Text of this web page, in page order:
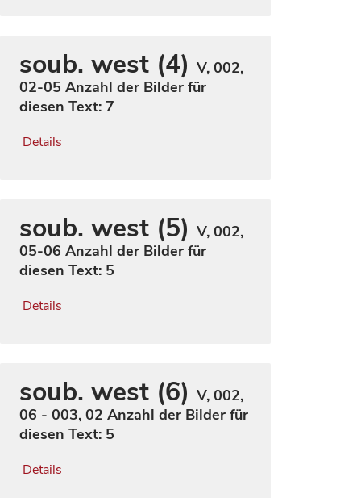
soub. west (4) V, 002,
02-05 Anzahl der Bilder für
diesen Text: 7
Details
soub. west (5) V, 002,
05-06 Anzahl der Bilder für
diesen Text: 5
Details
soub. west (6) V, 002,
06 - 003, 02 Anzahl der Bilder für
diesen Text: 5
Details